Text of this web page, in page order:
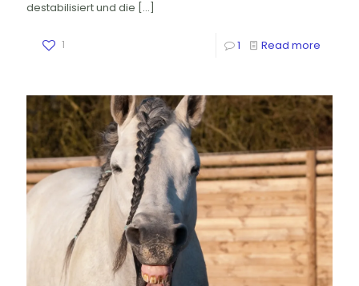
destabilisiert und die […]
1 1 Read more